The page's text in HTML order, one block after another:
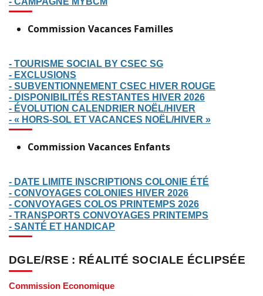
Commission Vacances Familles
- TOURISME SOCIAL BY CSEC SG
- EXCLUSIONS
- SUBVENTIONNEMENT CSEC HIVER ROUGE
- DISPONIBILITÉS RESTANTES HIVER 2026
- ÉVOLUTION CALENDRIER NOËL/HIVER
- « HORS-SOL ET VACANCES NOËL/HIVER »
Commission Vacances Enfants
- DATE LIMITE INSCRIPTIONS COLONIE ÉTÉ
- CONVOYAGES COLONIES HIVER 2026
- CONVOYAGES COLOS PRINTEMPS 2026
- TRANSPORTS CONVOYAGES PRINTEMPS
- SANTÉ ET HANDICAP
DGLE/RSE : RÉALITÉ SOCIALE ÉCLIPSÉE
Commission Economique